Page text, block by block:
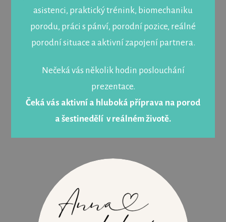
asistenci, praktický trénink, biomechaniku
porodu, práci s pánví, porodní pozice, reálné
porodní situace a aktivní zapojení partnera.
Nečeká vás několik hodin poslouchání
prezentace.
Čeká vás aktivní a hluboká příprava na porod
a šestinedělí v reálném životě.